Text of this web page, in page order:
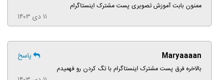
ممنون بابت آموزش تصویری پست مشترک اینستاگرام
۱۱ دی ۱۴۰۳
Maryaaaan پاسخ
بالاخره فرق پست مشترک اینستاگرام با تگ کردن رو فهمیدم